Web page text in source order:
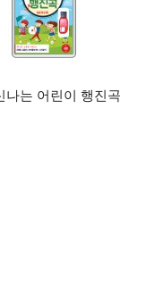
나는 어린이 행진곡